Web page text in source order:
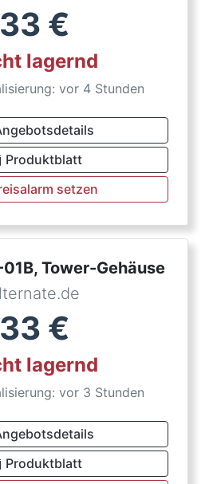
33 €
lagernd
vor 4 Stunden
Produktblatt
setzen
Tower-Gehäuse
33 €
lagernd
vor 3 Stunden
Produktblatt